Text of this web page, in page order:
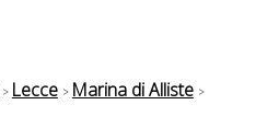
Lecce
Marina di Alliste